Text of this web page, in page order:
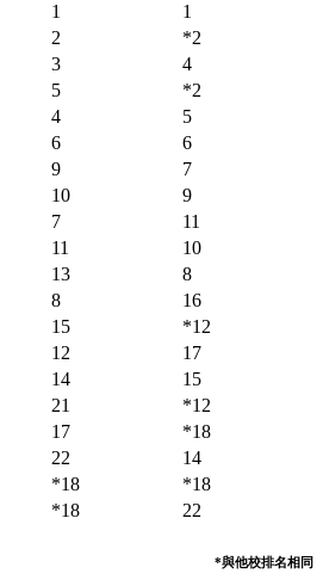
1
1
2
*2
3
4
5
*2
4
5
6
6
9
7
10
9
7
11
11
10
13
8
8
16
15
*12
12
17
14
15
21
*12
17
*18
22
14
*18
*18
*18 22
*與他校排名相同